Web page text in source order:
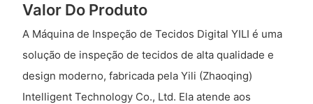
Valor Do Produto
A Máquina de Inspeção de Tecidos Digital YILI é uma
solução de inspeção de tecidos de alta qualidade e
design moderno, fabricada pela Yili (Zhaoqing)
Intelligent Technology Co., Ltd. Ela atende aos